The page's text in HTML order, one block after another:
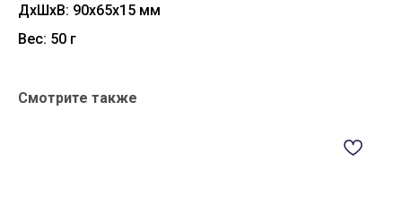
ДxШxВ: 90x65x15 мм
Вес: 50 г
Смотрите также